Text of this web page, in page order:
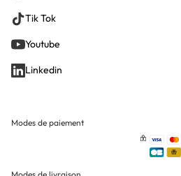
Tik Tok
Youtube
Linkedin
Modes de paiement